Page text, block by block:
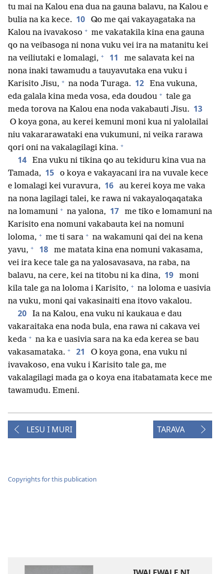
tu mai na Kalou ena dua na gauna balavu, na Kalou e
bulia na ka kece. 10
Qo me qai vakayagataka na
Kalou na ivavakoso + me vakatakila kina ena gauna
qo na veibasoga ni nona vuku vei ira na matanitu kei
na veiliutaki e lomalagi, + 11
me salavata kei na
nona inaki tawamudu a tauyavutaka ena vuku i
Karisito Jisu, + na noda Turaga. 12
Ena vukuna,
eda galala kina meda vosa, eda doudou + tale ga
meda torova na Kalou ena noda vakabauti Jisu. 13
O koya gona, au kerei kemuni moni kua ni yalolailai
niu vakararawataki ena vukumuni, ni veika rarawa
qori oni na vakalagilagi kina. +
14
Ena vuku ni tikina qo au tekiduru kina vua na
Tamada, 15
o koya e vakayacani ira na vuvale kece
e lomalagi kei vuravura, 16
au kerei koya me vaka
na nona lagilagi talei, ke rawa ni vakayaloqaqataka
na lomamuni + na yalona, 17
me tiko e lomamuni na
Karisito ena nomuni vakabauta kei na nomuni
loloma, + me ti sara + na wakamuni qai dei na kena
yavu, + 18
me matata kina ena nomuni vakasama,
vei ira kece tale ga na yalosavasava, na raba, na
balavu, na cere, kei na titobu ni ka dina, 19
moni
kila tale ga na loloma i Karisito, + na loloma e uasivia
na vuku, moni qai vakasinaiti ena itovo vakalou.
20
Ia na Kalou, ena vuku ni kaukaua e dau
vakaraitaka ena noda bula, ena rawa ni cakava vei
keda + na ka e uasivia sara na ka eda kerea se bau
vakasamataka. + 21
O koya gona, ena vuku ni
ivavakoso, ena vuku i Karisito tale ga, me
vakalagilagi mada ga o koya ena itabatamata kece me
tawamudu. Emeni.
LESU I MURI TARAVA
Copyrights for this publication